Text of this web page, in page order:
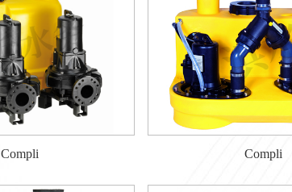
Compli Compli